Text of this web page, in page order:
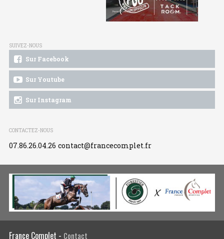
SUIVEZ-NOUS
Sur Facebook
Sur Youtube
Sur Instagram
CONTACTEZ-NOUS
07.86.26.04.26 contact@francecomplet.fr
France Complet - Contact